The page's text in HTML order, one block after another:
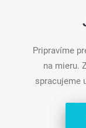
Pripravíme
na mieru.
spracujeme